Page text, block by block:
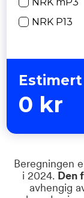
NRK P13
0 kr
Beregningen
i 2024. Den
avhengig